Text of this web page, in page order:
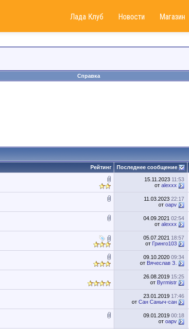
Лада Клуб Новости Магазин
Справка
Рейтинг Последнее сообщение
15.11.2023 11:53
от alexxx
11.03.2023 22:17
от oapv
04.09.2021 02:54
от alexxx
05.07.2021 18:57
от Гринго103
09.10.2020 09:34
от Вячеслав З.
26.08.2019 15:25
от Byrmistr
23.01.2019 17:46
от Сан Саныч-сан
09.01.2019 00:18
от oapv